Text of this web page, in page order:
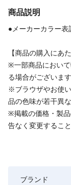
商品説明
●メーカーカラー
【商品の購入にあ
※一部商品におい
る場合がございます
※ブラウザやお使
品の色味が若干異
※掲載の価格・製
告なく変更するこ
ブランド